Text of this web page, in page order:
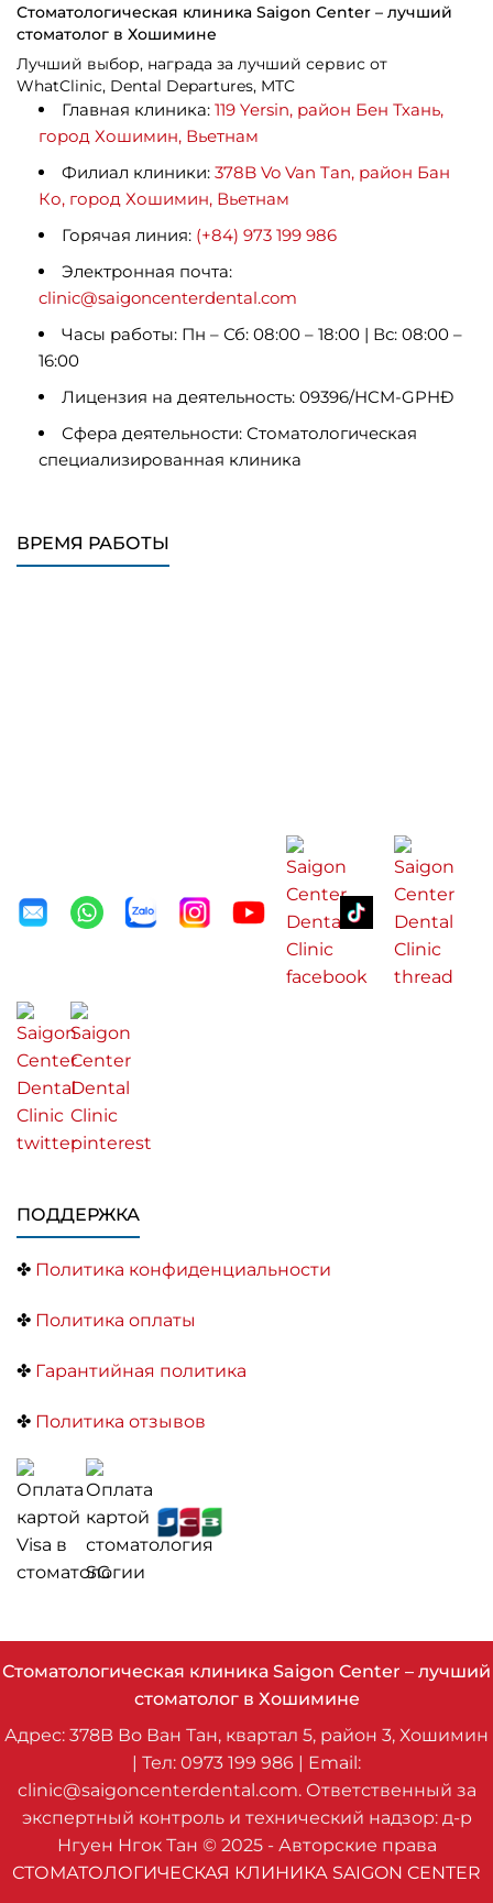
Стоматологическая клиника Saigon Center – лучший
стоматолог в Хошимине
Лучший выбор, награда за лучший сервис от
WhatClinic, Dental Departures, MTC
Главная клиника: 119 Yersin, район Бен Тхань,
город Хошимин, Вьетнам
Филиал клиники: 378B Vo Van Tan, район Бан
Ко, город Хошимин, Вьетнам
Горячая линия: (+84) 973 199 986
Электронная почта:
clinic@saigoncenterdental.com
Часы работы: Пн – Сб: 08:00 – 18:00 | Вс: 08:00 –
16:00
Лицензия на деятельность: 09396/HCM-GPHĐ
Сфера деятельности: Стоматологическая
специализированная клиника
ВРЕМЯ РАБОТЫ
ПОДДЕРЖКА
✤ Политика конфиденциальности
✤ Политика оплаты
✤ Гарантийная политика
✤ Политика отзывов
Стоматологическая клиника Saigon Center – лучший
стоматолог в Хошимине
Адрес: 378B Во Ван Тан, квартал 5, район 3, Хошимин
| Тел: 0973 199 986 | Email:
clinic@saigoncenterdental.com. Ответственный за
экспертный контроль и технический надзор: д-р
Нгуен Нгок Тан © 2025 - Авторские права
СТОМАТОЛОГИЧЕСКАЯ КЛИНИКА SAIGON CENTER